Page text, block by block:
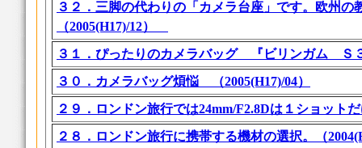
３２．三脚の代わりの「カメラ台座」です。欧州
（2005(H17)/12）
３１．ぴったりのカメラバッグ 『ビリンガム Ｓ
３０．カメラバッグ煩悩 （2005(H17)/04）
２９．ロンドン旅行では24mm/F2.8Dは１ショット
２８．ロンドン旅行に携帯する機材の選択。（